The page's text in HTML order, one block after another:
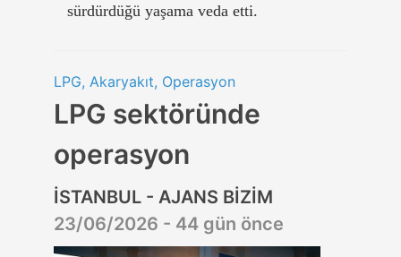
sürdürdüğü yaşama veda etti.
LPG, Akaryakıt, Operasyon
LPG sektöründe
operasyon
İSTANBUL - AJANS BİZİM
23/06/2026 - 44 gün önce